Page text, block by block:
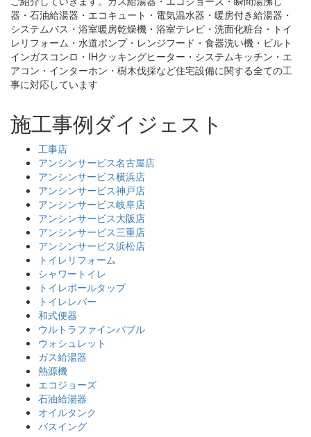
器・石油給湯器・エコキュート・電気温水器・暖房付き給湯器・
システムバス・浴室暖房乾燥機・浴室テレビ・洗面化粧台・トイ
レリフォーム・水道ポンプ・レンジフード・食器洗い機・ビルト
インガスコンロ・IHクッキングヒーター・システムキッチン・エ
アコン・インターホン・樹木伐採など住宅設備に関する全ての工
事に対応しています
施工事例ダイジェスト
工事店
アンシンサービス名古屋店
アンシンサービス横浜店
アンシンサービス神戸店
アンシンサービス岐阜店
アンシンサービス大阪店
アンシンサービス三重店
アンシンサービス浜松店
トイレリフォーム
シャワートイレ
トイレボールタップ
トイレレバー
和式便器
ウルトラファインバブル
ウォシュレット
ガス給湯器
熱源機
エコジョーズ
石油給湯器
オイルタンク
バスイング